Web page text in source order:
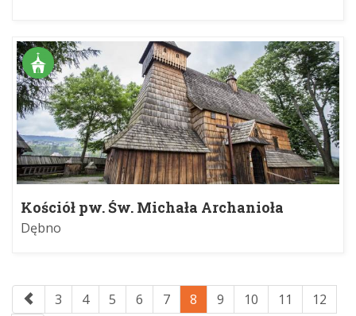
Kościół pw. Św. Michała Archanioła
Dębno
3 4 5 6 7 8 9 10 11 12